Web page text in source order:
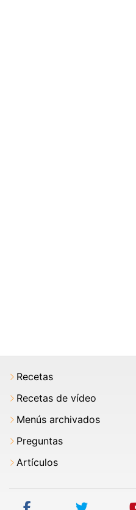
Recetas
Recetas de vídeo
Menús archivados
Preguntas
Artículos
facebook twitter